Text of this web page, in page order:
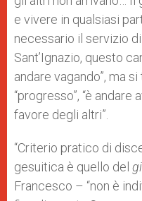
e vivere in qualsiasi
necessario il servizio di
Sant’Ignazio, questo
andare vagando”, ma
“progresso”, “è andare
favore degli altri”.
“Criterio pratico di
gesuitica è quello del
Francesco – “non è